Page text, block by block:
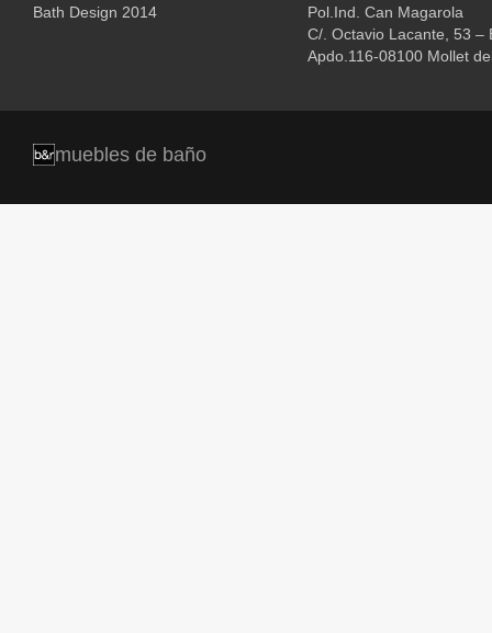
Bath Design 2014
Pol.Ind. Can Magarola
C/. Octavio Lacante, 53 –
Apdo.116-08100 Mollet
muebles de baño